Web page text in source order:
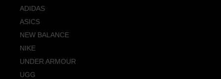
ADIDAS
ASICS
NEW BALANCE
NIKE
UNDER ARMOUR
UGG